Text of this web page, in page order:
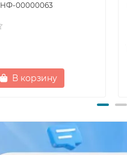
НФ-00000063
В корзину